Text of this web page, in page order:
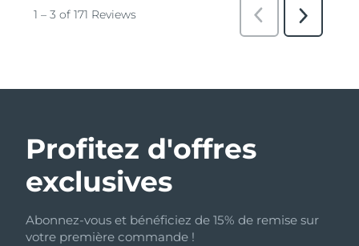
Profitez d'offres
exclusives
Abonnez-vous et bénéficiez de 15% de remise sur
votre première commande !